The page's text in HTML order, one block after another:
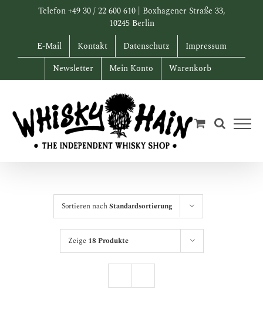
Telefon +49 30 / 22 600 610 | Boxhagener Straße 33,
10245 Berlin
E-Mail
Kontakt Datenschutz
Impressum
Newsletter
Mein Konto Warenkorb
Sortieren nachStandardsortierung
Zeige 18 Produkte